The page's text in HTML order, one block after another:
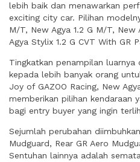
lebih baik dan menawarkan
exciting city car. Pilihan
M/T, New Agya 1.2 G M/T, New
Agya Stylix 1.2 G CVT With GR
Tingkatkan penampilan
kepada lebih banyak orang
Joy of GAZOO Racing, New
memberikan pilihan kendaraan
bagi entry buyer yang ingin
Sejumlah perubahan
Mudguard, Rear GR Aero
Sentuhan lainnya adalah